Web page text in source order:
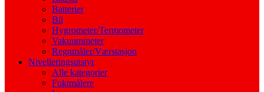
Batterier
Bil
Hygrometer/Termometer
Vakuummeter
Regnmåler/Værstasjon
Nivelleringsutstyr
Alle kategorier
Fuktmålere